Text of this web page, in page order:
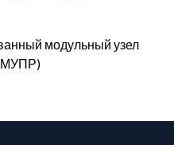
модульный узел